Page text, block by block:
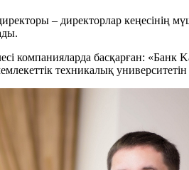
– директорлар кеңесінің
компанияларда басқарған:
техникалық